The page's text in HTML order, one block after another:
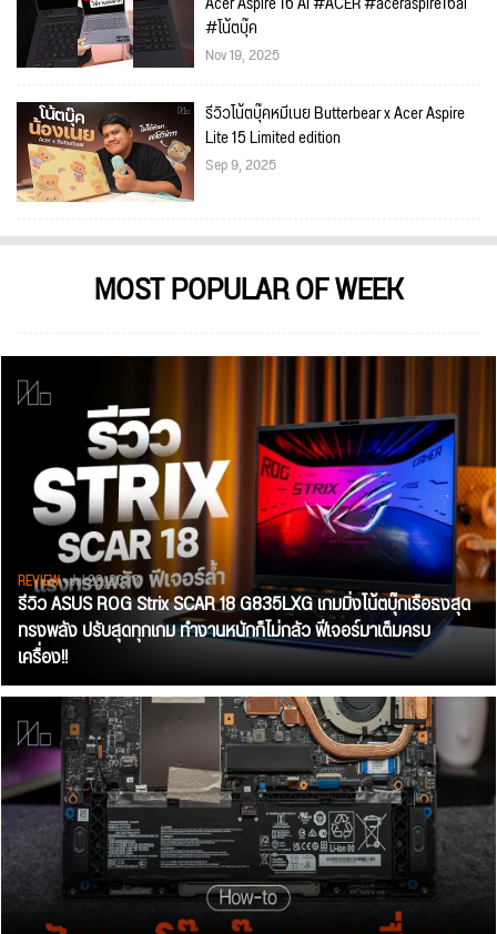
#โน้ตบุ๊ค
Nov 19, 2025
รีวิวโน้ตบุ๊คหมีเนย Butterbear x Acer Aspire
Lite 15 Limited edition
Sep 9, 2025
MOST POPULAR OF WEEK
REVIEW• Jul 28, 2026
รีวิว ASUS ROG Strix SCAR 18 G835LXG เกมมิ่งโน้ตบุ๊กเรือธงสุด
ทรงพลัง ปรับสุดทุกเกม ทำงานหนักก็ไม่กลัว ฟีเจอร์มาเต็มครบ
เครื่อง!!